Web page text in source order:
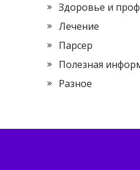
Здоровье и
Лечение
Парсер
Полезная
Разное